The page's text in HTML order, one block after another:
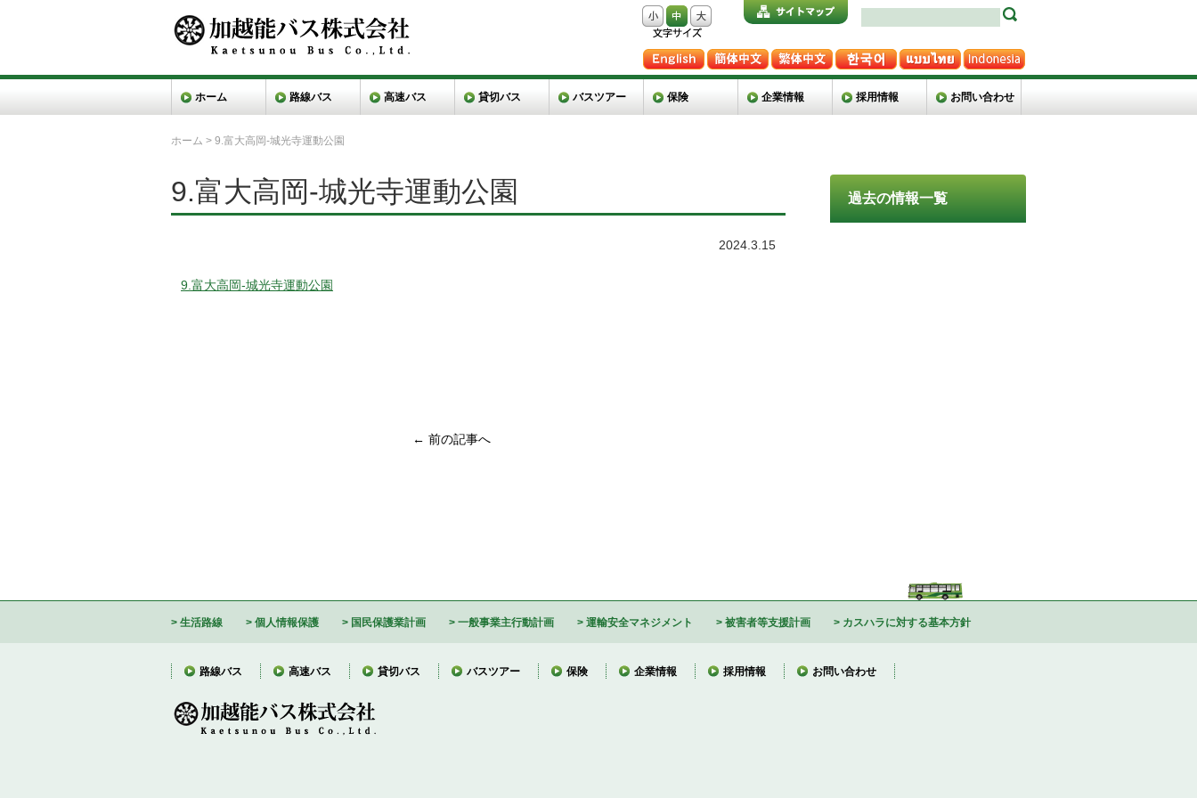
ホーム 路線バス 高速バス 貸切バス バスツアー 保険 企業情報 採用情報 お問い合わせ
ホーム > 9.富大高岡-城光寺運動公園
過去の情報一覧
9.富大高岡-城光寺運動公園
2024.3.15
9.富大高岡-城光寺運動公園
← 前の記事へ
生活路線 個人情報保護 国民保護業計画 一般事業主行動計画 運輸安全マネジメント 被害者等支援計画 カスハラに対する基本方針
路線バス 高速バス 貸切バス バスツアー 保険 企業情報 採用情報 お問い合わせ